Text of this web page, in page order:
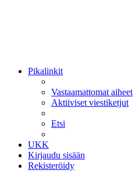
Pikalinkit
Vastaamattomat aiheet
Aktiiviset viestiketjut
Etsi
UKK
Kirjaudu sisään
Rekisteröidy